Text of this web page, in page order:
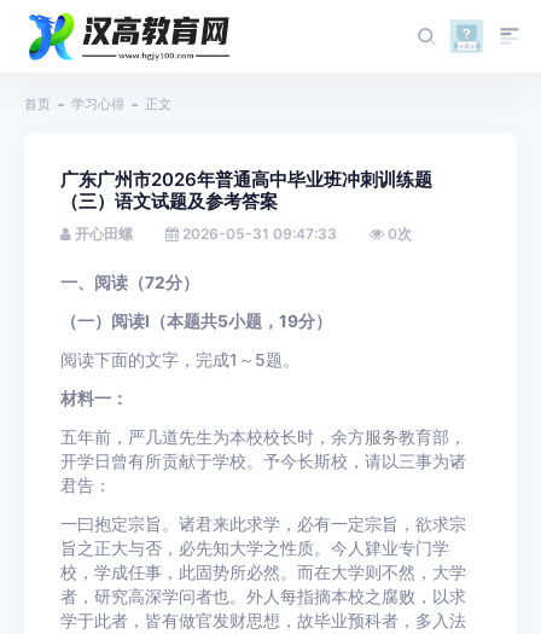
首页 学习心得 正文
广东广州市2026年普通高中毕业班冲刺训练题
（三）语文试题及参考答案
开心田螺 2026-05-31 09:47:33 0次
一、阅读（72分）
（一）阅读Ⅰ（本题共5小题，19分）
阅读下面的文字，完成1～5题。
材料一：
五年前，严几道先生为本校校长时，余方服务教育部，
开学日曾有所贡献于学校。予今长斯校，请以三事为诸
君告：
一曰抱定宗旨。诸君来此求学，必有一定宗旨，欲求宗
旨之正大与否，必先知大学之性质。今人肄业专门学
校，学成任事，此固势所必然。而在大学则不然，大学
者，研究高深学问者也。外人每指摘本校之腐败，以求
学于此者，皆有做官发财思想，故毕业预科者，多入法